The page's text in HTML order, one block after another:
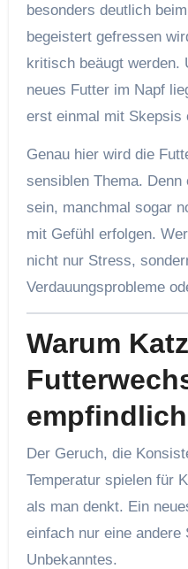
besonders deutlich
begeistert gefressen
kritisch beäugt werden.
neues Futter im Napf
erst einmal mit Skepsis
Genau hier wird die
sensiblen Thema. Denn
sein, manchmal sogar
mit Gefühl erfolgen.
nicht nur Stress,
Verdauungsprobleme
Warum
Der Geruch, die
Temperatur spielen für
als man denkt. Ein
einfach nur eine
Unbekanntes.